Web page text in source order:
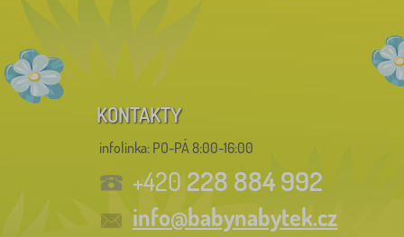
KONTAKTY
infolinka: PO-PÁ 8:00-16:00
+420 228 884 992
info@babynabytek.cz